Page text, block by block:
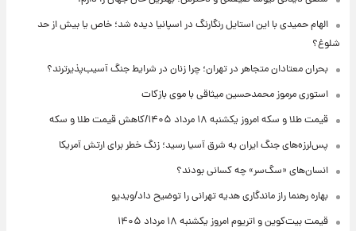
الهام حمیدی با این استایل رنگارنگ در اسپانیا دیده شد؛ خاص یا بیش از حد
شلوغ؟
بحران معتادان متجاهر در تهران؛ چرا زنان در شرایط جنگ آسیب‌پذیرترند؟
استوری مرموز محمدحسین میثاقی با موی بازکات
قیمت طلا و سکه امروز یکشنبه ۱۸ مرداد ۱۴۰۵/کاهش قیمت طلا و سکه
پس‌لرزه‌های جنگ ایران به شرق آسیا رسید؛ زنگ خطر برای ارتش آمریکا
انسان‌های «سگ‌سر» چه کسانی بودند؟
بهاره رهنما راز ماندگاری هدیه تهرانی را توضیح داد/ویدیو
قیمت بیت‌کوین و اتریوم امروز یکشنبه ۱۸ مرداد ۱۴۰۵